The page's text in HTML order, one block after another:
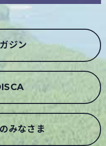
ジン
みなさま